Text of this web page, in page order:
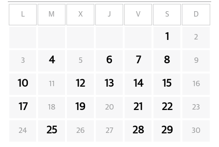
L M X J V S D
1 2
3 4 5 6 7 8 9
10 11 12 13 14 15 16
17 18 19 20 21 22 23
24 25 26 27 28 29 30